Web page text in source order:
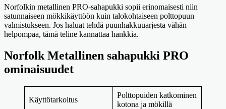
Norfolkin metallinen PRO-sahapukki sopii erinomaisesti niin
satunnaiseen mökkikäyttöön kuin talokohtaiseen polttopuun
valmistukseen. Jos haluat tehdä puunhakkuuarjesta vähän
helpompaa, tämä teline kannattaa hankkia.
Norfolk Metallinen sahapukki PRO
ominaisuudet
Käyttötarkoitus
Polttopuiden katkominen
kotona ja mökillä